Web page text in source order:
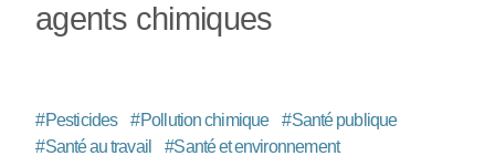
agents chimiques
#Pesticides #Pollution chimique #Santé publique
#Santé au travail #Santé et environnement